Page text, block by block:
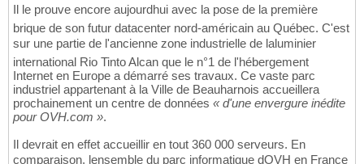
Il le prouve encore aujourdhui avec la pose de la première
brique de son futur datacenter nord-américain au Québec. C'est
sur une partie de l'ancienne zone industrielle de laluminier
international Rio Tinto Alcan que le n°1 de l'hébergement
Internet en Europe a démarré ses travaux. Ce vaste parc
industriel appartenant à la Ville de Beauharnois accueillera
prochainement un centre de données « d'une envergure inédite
pour OVH.com ».
Il devrait en effet accueillir en tout 360 000 serveurs. En
comparaison, lensemble du parc informatique dOVH en France